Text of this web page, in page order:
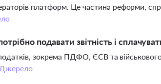
платформ. Це частина реформи,
подавати звітність і
податків, зокрема ПДФО, ЄСВ та
Джерело